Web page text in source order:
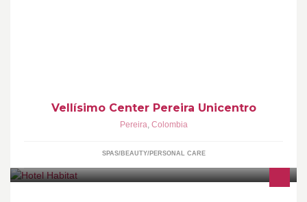
Vellísimo Center Pereira Unicentro
Pereira, Colombia
SPAS/BEAUTY/PERSONAL CARE